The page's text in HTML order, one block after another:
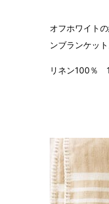
オフホワイト
ンブランケッ
リネン100